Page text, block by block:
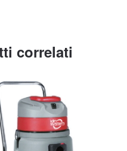
correlati